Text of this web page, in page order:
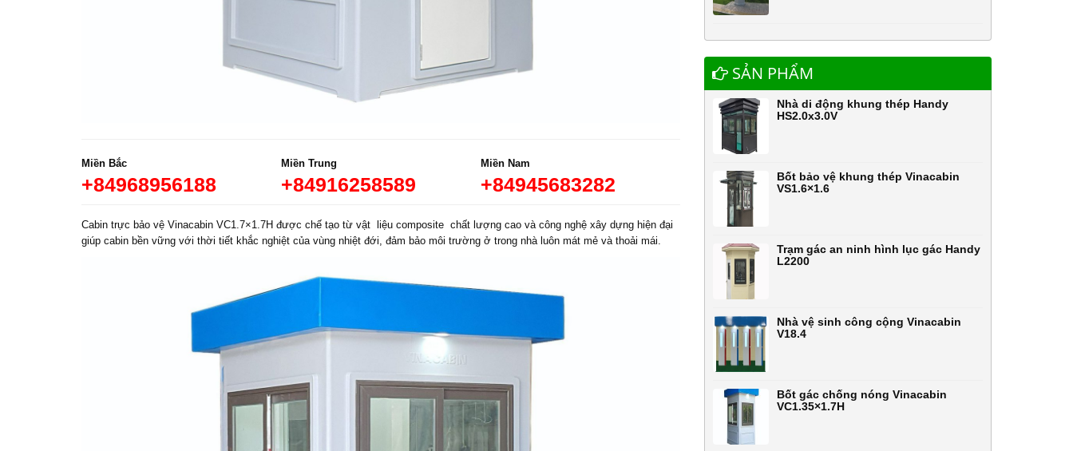
Miền Bắc
+84968956188
Miền Trung
+84916258589
Miền Nam
+84945683282
Cabin trực bảo vệ Vinacabin VC1.7×1.7H được chế tạo từ vật liệu composite chất lượng cao và công nghệ xây dựng hiện đại
giúp cabin bền vững với thời tiết khắc nghiệt của vùng nhiệt đới, đảm bảo môi trường ở trong nhà luôn mát mẻ và thoải mái.
SẢN PHẨM
Nhà di động khung thép Handy
HS2.0x3.0V
Bốt bảo vệ khung thép Vinacabin
VS1.6×1.6
Trạm gác an ninh hình lục gác Handy
L2200
Nhà vệ sinh công cộng Vinacabin
V18.4
Bốt gác chống nóng Vinacabin
VC1.35×1.7H